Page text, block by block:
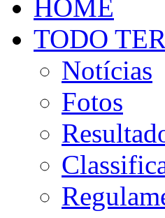
HOME
TODO
Notícias
Fotos